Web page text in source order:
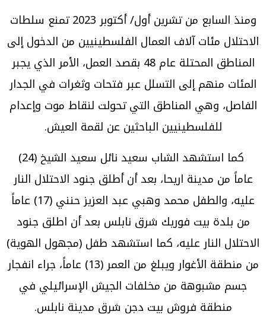
ومنذ السابع من تشرين أول/ أكتوبر 2023 تمنع سلطات
الاحتلال مئات آلاف العمال الفلسطينيين من الدخول إلى
المناطق المحتلة عام 48 بقصد العمل، الأمر الذي يجبر
المئات منهم إلى التسلل عبر فتحات وثغرات في الجدار
الفاصل، وهي المناطق التي تحولت لنقاط موت وإعدام
للفلسطينيين الباحثين عن لقمة العيش.
كما استشهد الشاب سعيد نائل سعيد الشيخ (24)
عاماً من مدينة اريحا، بعد أن أطلق جنود الاحتلال النار
عليه، والطفل محمد وهبي عبد العزيز حنني (17) عاماً
من بلدة بيت فوريك شرق نابلس بعد أن اطلق جنود
الاحتلال النار عليه، كما استشهد طفل (مجهول الهوية)
من منطقة الأغوار ويبلغ من العمر (13) عاماً، جراء انفجار
جسم مشبوهة من مخلفات الجيش الإسرائيلي في
منطقة فروش بيت دجن شرق مدينة نابلس.